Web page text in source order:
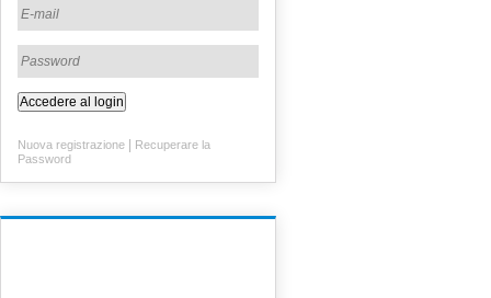
Nuova registrazione
Recuperare la
Password